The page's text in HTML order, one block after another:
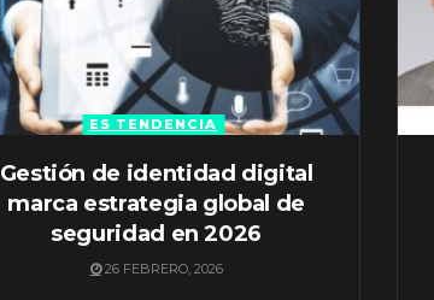
ES TENDENCIA
Gestión de identidad digital
marca estrategia global de
seguridad en 2026
26 FEBRERO, 2026